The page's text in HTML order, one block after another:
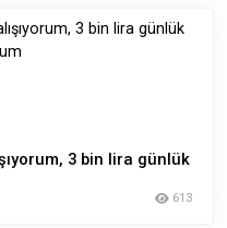
3 bin lira günlük
613